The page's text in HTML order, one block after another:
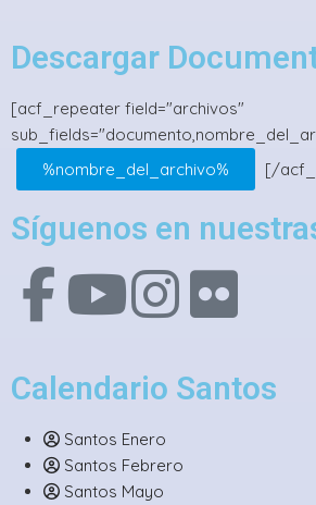
Descargar
[acf_repeater field="archivos"
%nombre_del_archivo%
[/
Síguenos en
Calendario Santos
Santos Enero
Santos Febrero
Santos Mayo